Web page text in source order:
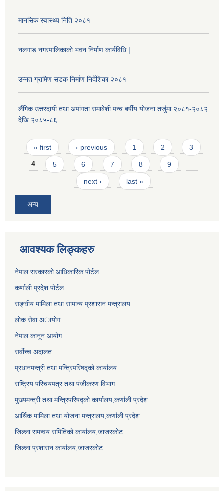
मानसिक स्वास्थ्य निति २०८१
नलगाड नगरपालिकाको भवन निर्माण कार्यविधि |
उन्नत ग्रामिण सडक निर्माण निर्देशिका २०८१
लैंगिक उत्तरदायी तथा अपांगता समाबेशी पन्च बर्षीय योजना तर्जुमा २०८१-२०८२
देखि २०८५-८६
Pages
« first ‹ previous 1 2 3
4 5 6 7 8 9 …
next › last »
अन्य
आवश्यक लिङ्कहरु
नेपाल सरकारको आधिकारिक पोर्टल
कर्णाली प्रदेश पोर्टल
सङ्घीय मामिला तथा सामान्य प्रशासन मन्त्रालय
लाेक सेवा अायाेग
नेपाल कानून आयोग
सर्वाेच्च अदालत
प्रधानमन्त्री तथा मन्त्रिपरिषद्को कार्यालय
राष्ट्रिय परिचयपत्र तथा पंजीकरण विभाग
मुख्यमन्त्री तथा मन्त्रिपरिषद्को कार्यालय,कर्णाली प्रदेश
आर्थिक मामिला तथा योजना मन्त्रालय,कर्णाली प्रदेश
जिल्ला समन्वय समितिको कार्यालय,जाजरकाेट
जिल्ला प्रशासन कार्यालय,जाजरकोट